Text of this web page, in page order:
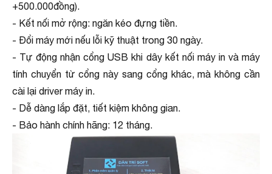
+500.000đồng).
- Kết nối mở rộng: ngăn kéo đựng tiền.
- Đổi máy mới nếu lỗi kỹ thuật trong 30 ngày.
- Tự động nhận cổng USB khi dây kết nối máy in và máy
tính chuyển từ cổng này sang cổng khác, mà không cần
cài lại driver máy in.
- Dễ dàng lắp đặt, tiết kiệm không gian.
- Bảo hành chính hãng: 12 tháng.